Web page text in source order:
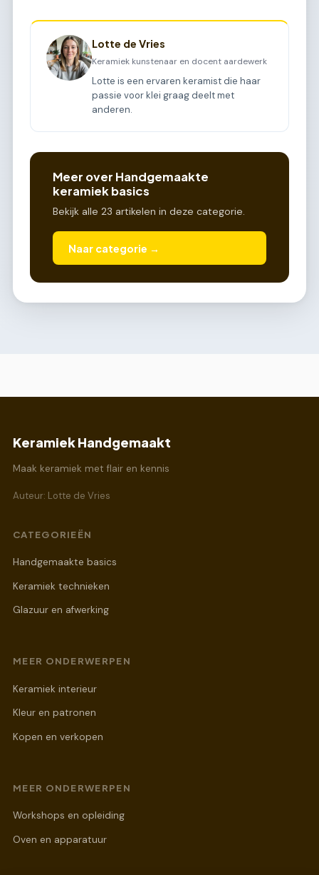
Lotte de Vries
Keramiek kunstenaar en docent aardewerk
Lotte is een ervaren keramist die haar
passie voor klei graag deelt met
anderen.
Meer over Handgemaakte
keramiek basics
Bekijk alle 23 artikelen in deze categorie.
Naar categorie →
Keramiek Handgemaakt
Maak keramiek met flair en kennis
Auteur: Lotte de Vries
CATEGORIEËN
Handgemaakte basics
Keramiek technieken
Glazuur en afwerking
MEER ONDERWERPEN
Keramiek interieur
Kleur en patronen
Kopen en verkopen
MEER ONDERWERPEN
Workshops en opleiding
Oven en apparatuur